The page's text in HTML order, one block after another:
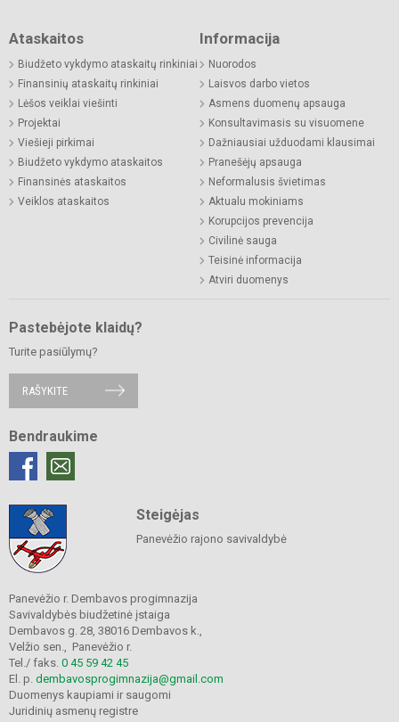
Ataskaitos
Biudžeto vykdymo ataskaitų rinkiniai
Finansinių ataskaitų rinkiniai
Lėšos veiklai viešinti
Projektai
Viešieji pirkimai
Biudžeto vykdymo ataskaitos
Finansinės ataskaitos
Veiklos ataskaitos
Informacija
Nuorodos
Laisvos darbo vietos
Asmens duomenų apsauga
Konsultavimasis su visuomene
Dažniausiai užduodami klausimai
Pranešėjų apsauga
Neformalusis švietimas
Aktualu mokiniams
Korupcijos prevencija
Civilinė sauga
Teisinė informacija
Atviri duomenys
Pastebėjote klaidų?
Turite pasiūlymų?
RAŠYKITE
Bendraukime
Steigėjas
Panevėžio rajono savivaldybė
Panevėžio r. Dembavos progimnazija
Savivaldybės biudžetinė įstaiga
Dembavos g. 28, 38016 Dembavos k.,
Velžio sen., Panevėžio r.
Tel./ faks. 0 45 59 42 45
El. p. dembavosprogimnazija@gmail.com
Duomenys kaupiami ir saugomi
Juridinių asmenų registre